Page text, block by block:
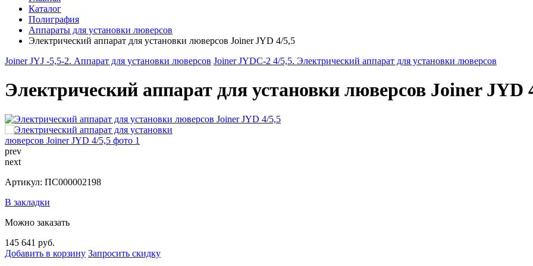
Каталог
Полиграфия
Аппараты для установки люверсов
Электрический аппарат для установки люверсов Joiner JYD 4/5,5
Joiner JYJ -5,5-2. Аппарат для установки люверсов Joiner JYDС-2 4/5,5. Электрический аппарат для установки люверсов
Электрический аппарат для установки люверсов Joiner JYD
prev
next
Артикул: ПС000002198
В закладки
Можно заказать
145 641 руб.
Добавить в корзину Запросить скидку